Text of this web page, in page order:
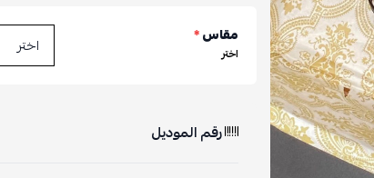
مقاس*
اختر
رقم الموديل